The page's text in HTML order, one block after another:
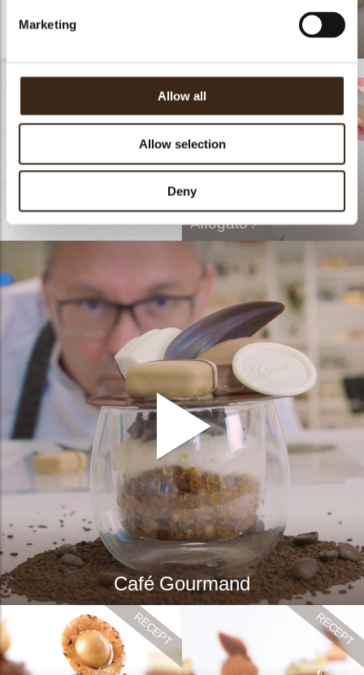
Marketing
Allow all
Allow selection
Deny
Inspired by coffee
Download het receptenboek
'Inspired by coffee' met de
onze chefs hier.
bdegans
Café Gourmand
Affogato